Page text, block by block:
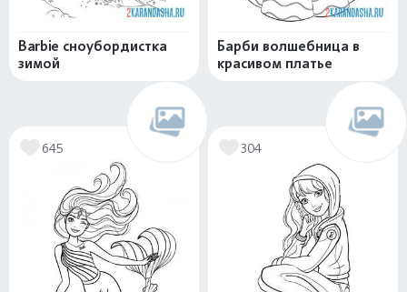
Barbie сноубордистка
зимой
Барби волшебница в
красивом платье
645 304